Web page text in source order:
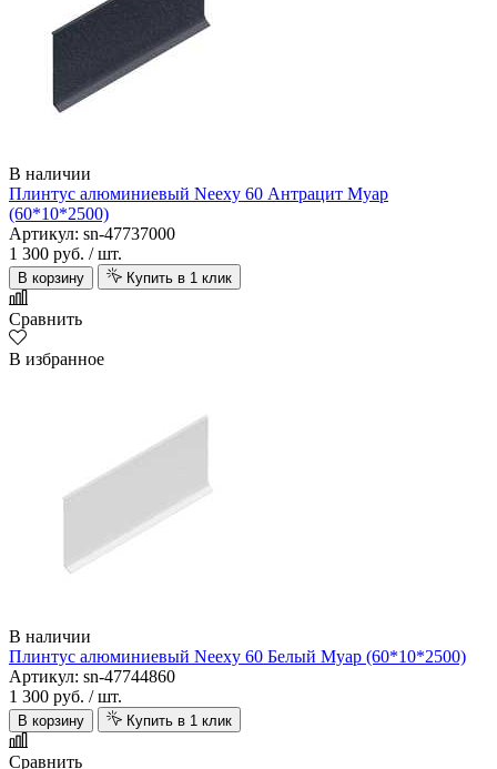
В наличии
Плинтус алюминиевый Neexy 60 Антрацит Муар
(60*10*2500)
Артикул: sn-47737000
1 300 руб. / шт.
В корзину Купить в 1 клик
Сравнить
В избранное
В наличии
Плинтус алюминиевый Neexy 60 Белый Муар (60*10*2500)
Артикул: sn-47744860
1 300 руб. / шт.
В корзину Купить в 1 клик
Сравнить